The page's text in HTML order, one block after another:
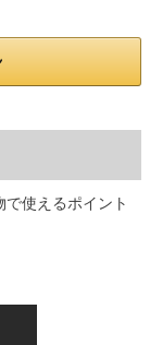
使えるポイント